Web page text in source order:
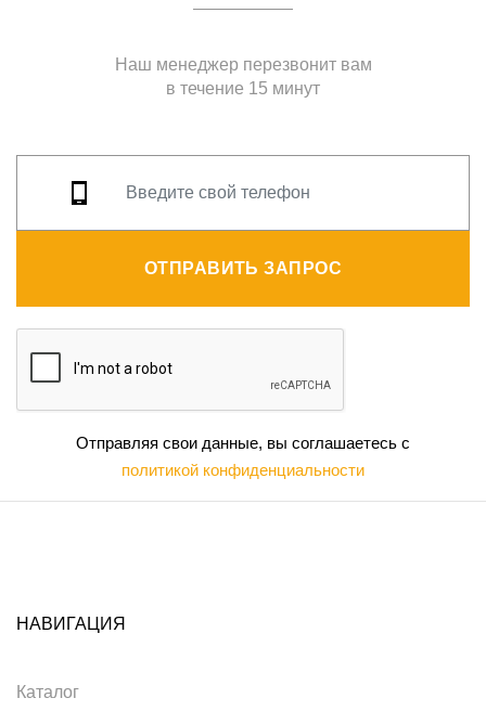
Наш менеджер перезвонит вам
в течение 15 минут
ОТПРАВИТЬ ЗАПРОС
Отправляя свои данные, вы соглашаетесь с
политикой конфиденциальности
НАВИГАЦИЯ
Каталог